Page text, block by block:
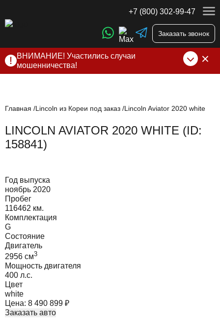
+7 (800) 302-99-47
Заказать звонок
ВНИМАНИЕ! Участились случаи
мошенничества!
нами по официальнымконтактам , указанным в соц сетях
Главная Lincoln из Кореи под заказ Lincoln Aviator 2020 white
LINCOLN AVIATOR 2020 WHITE (ID:
158841)
Год выпуска
ноябрь 2020
Пробег
116462 км.
Комплектация
G
Состояние
Двигатель
2956 cм3
Мощность двигателя
400 л.с.
Цвет
white
Цена: 8 490 899 ₽
Заказать авто